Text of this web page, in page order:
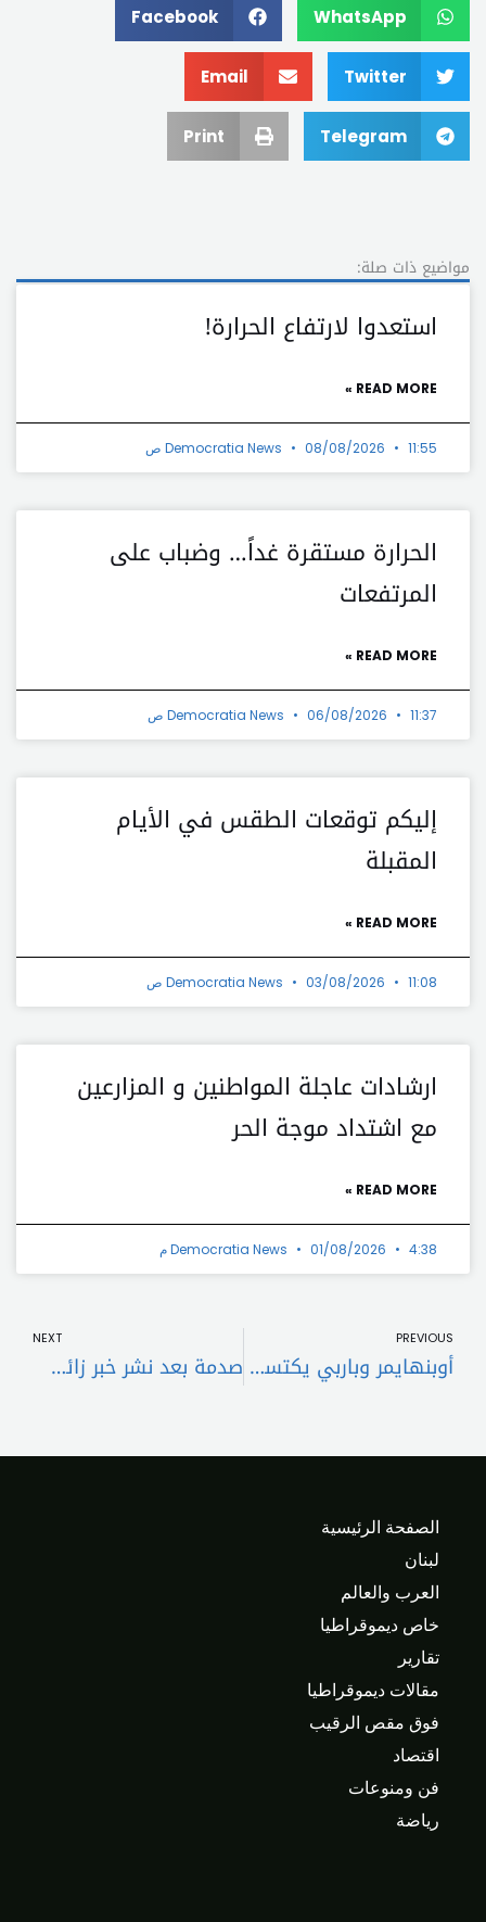
WhatsApp
Facebook
Twitter
Email
Telegram
Print
مواضيع ذات صلة:
استعدوا لارتفاع الحرارة!
READ MORE »
Democratia News 08/08/2026 11:55 ص
الحرارة مستقرة غداً… وضباب على
المرتفعات
READ MORE »
Democratia News 06/08/2026 11:37 ص
إليكم توقعات الطقس في الأيام
المقبلة
READ MORE »
Democratia News 03/08/2026 11:08 ص
ارشادات عاجلة المواطنين و المزارعين
مع اشتداد موجة الحر
READ MORE »
Democratia News 01/08/2026 4:38 م
PREVIOUS
أوبنهايمر وباربي يكتسحان… القائمة الكاملة لترشيحات الغولدن غلوب
NEXT
صدمة بعد نشر خبر زائف عن وفاة إيمينيم على ويكيبيديا
الصفحة الرئيسية
لبنان
العرب والعالم
خاص ديموقراطيا
تقارير
مقالات ديموقراطيا
فوق مقص الرقيب
اقتصاد
فن ومنوعات
رياضة